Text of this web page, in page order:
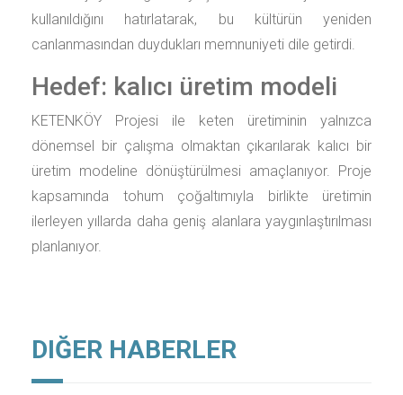
kullanıldığını hatırlatarak, bu kültürün yeniden
canlanmasından duydukları memnuniyeti dile getirdi.
Hedef: kalıcı üretim modeli
KETENKÖY Projesi ile keten üretiminin yalnızca
dönemsel bir çalışma olmaktan çıkarılarak kalıcı bir
üretim modeline dönüştürülmesi amaçlanıyor. Proje
kapsamında tohum çoğaltımıyla birlikte üretimin
ilerleyen yıllarda daha geniş alanlara yaygınlaştırılması
planlanıyor.
DIĞER HABERLER